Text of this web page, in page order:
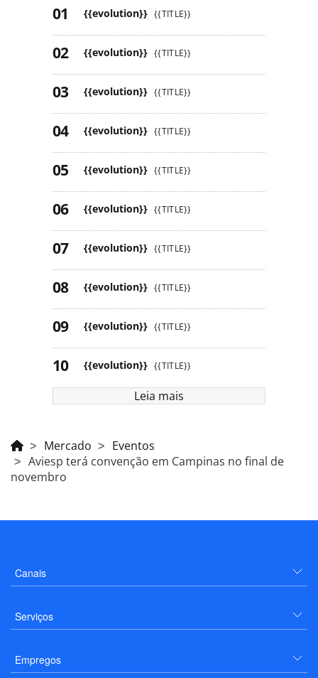
{{evolution}} {{TITLE}}
{{evolution}} {{TITLE}}
{{evolution}} {{TITLE}}
{{evolution}} {{TITLE}}
{{evolution}} {{TITLE}}
{{evolution}} {{TITLE}}
{{evolution}} {{TITLE}}
{{evolution}} {{TITLE}}
{{evolution}} {{TITLE}}
{{evolution}} {{TITLE}}
Leia mais
Mercado
Eventos
Aviesp terá convenção em Campinas no final de
novembro
Canais
Serviços
Empregos